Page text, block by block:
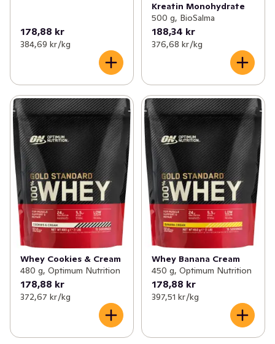
178,88 kr
384,69 kr /kg
Kreatin Monohydrate
500 g, BioSalma
188,34 kr
376,68 kr /kg
Whey Cookies & Cream
480 g, Optimum Nutrition
178,88 kr
372,67 kr /kg
Whey Banana Cream
450 g, Optimum Nutrition
178,88 kr
397,51 kr /kg